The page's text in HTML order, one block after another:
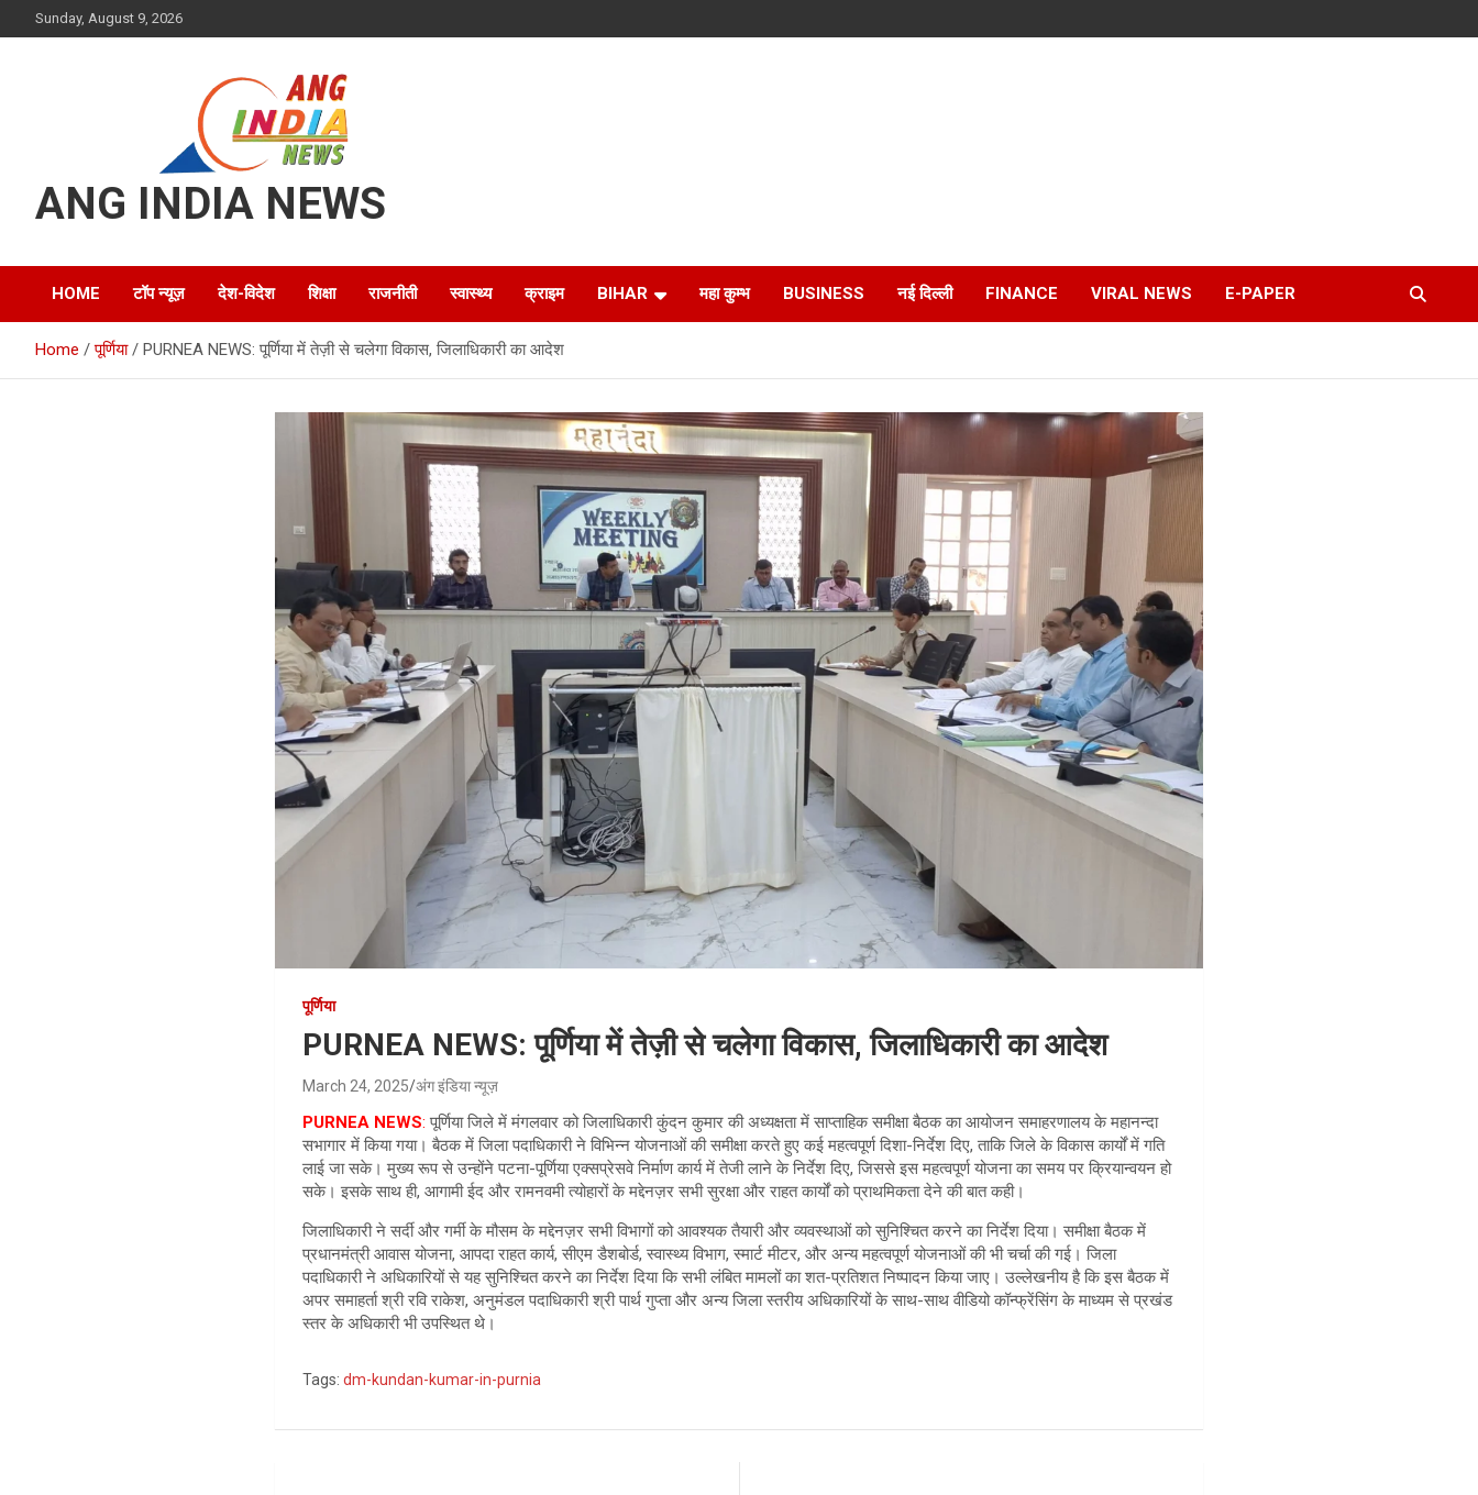
to
Sunday, August 9, 2026
ANG INDIA NEWS
HOME टॉप न्यूज़ देश-विदेश शिक्षा राजनीती स्वास्थ्य क्राइम BIHAR महा कुम्भ BUSINESS नई दिल्ली FINANCE VIRAL NEWS E-PAPER
Home पूर्णिया PURNEA NEWS: पूर्णिया में तेज़ी से चलेगा विकास, जिलाधिकारी का आदेश
पूर्णिया
PURNEA NEWS: पूर्णिया में तेज़ी से चलेगा विकास, जिलाधिकारी का आदेश
March 24, 2025 अंग इंडिया न्यूज़
PURNEA NEWS: पूर्णिया जिले में मंगलवार को जिलाधिकारी कुंदन कुमार की अध्यक्षता में साप्ताहिक समीक्षा बैठक का आयोजन समाहरणालय के महानन्दा
सभागार में किया गया। बैठक में जिला पदाधिकारी ने विभिन्न योजनाओं की समीक्षा करते हुए कई महत्वपूर्ण दिशा-निर्देश दिए, ताकि जिले के विकास कार्यों में गति
लाई जा सके। मुख्य रूप से उन्होंने पटना-पूर्णिया एक्सप्रेसवे निर्माण कार्य में तेजी लाने के निर्देश दिए, जिससे इस महत्वपूर्ण योजना का समय पर क्रियान्वयन हो
सके। इसके साथ ही, आगामी ईद और रामनवमी त्योहारों के मद्देनज़र सभी सुरक्षा और राहत कार्यों को प्राथमिकता देने की बात कही।
जिलाधिकारी ने सर्दी और गर्मी के मौसम के मद्देनज़र सभी विभागों को आवश्यक तैयारी और व्यवस्थाओं को सुनिश्चित करने का निर्देश दिया। समीक्षा बैठक में
प्रधानमंत्री आवास योजना, आपदा राहत कार्य, सीएम डैशबोर्ड, स्वास्थ्य विभाग, स्मार्ट मीटर, और अन्य महत्वपूर्ण योजनाओं की भी चर्चा की गई। जिला
पदाधिकारी ने अधिकारियों से यह सुनिश्चित करने का निर्देश दिया कि सभी लंबित मामलों का शत-प्रतिशत निष्पादन किया जाए। उल्लेखनीय है कि इस बैठक में
अपर समाहर्ता श्री रवि राकेश, अनुमंडल पदाधिकारी श्री पार्थ गुप्ता और अन्य जिला स्तरीय अधिकारियों के साथ-साथ वीडियो कॉन्फ्रेंसिंग के माध्यम से प्रखंड
स्तर के अधिकारी भी उपस्थित थे।
Tags: dm-kundan-kumar-in-purnia